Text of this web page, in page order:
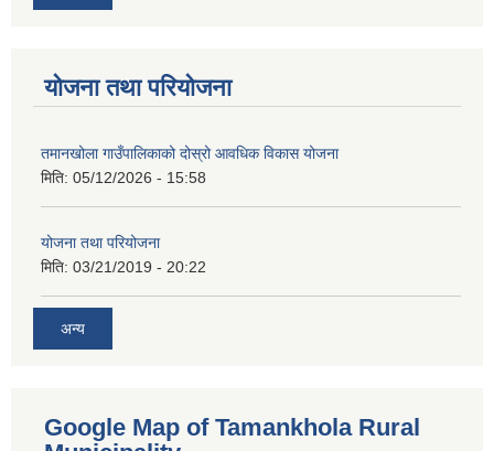
योजना तथा परियोजना
तमानखोला गाउँपालिकाको दोस्रो आवधिक विकास योजना
मिति: 05/12/2026 - 15:58
योजना तथा परियोजना
मिति: 03/21/2019 - 20:22
अन्य
Google Map of Tamankhola Rural